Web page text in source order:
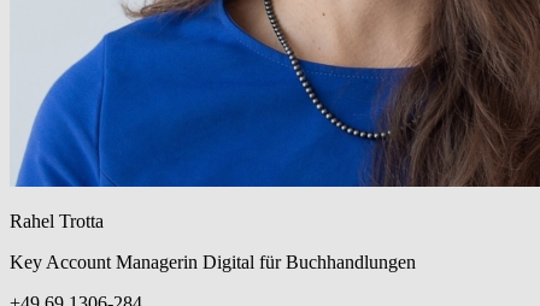
Rahel Trotta
Key Account Managerin Digital für Buchhandlungen